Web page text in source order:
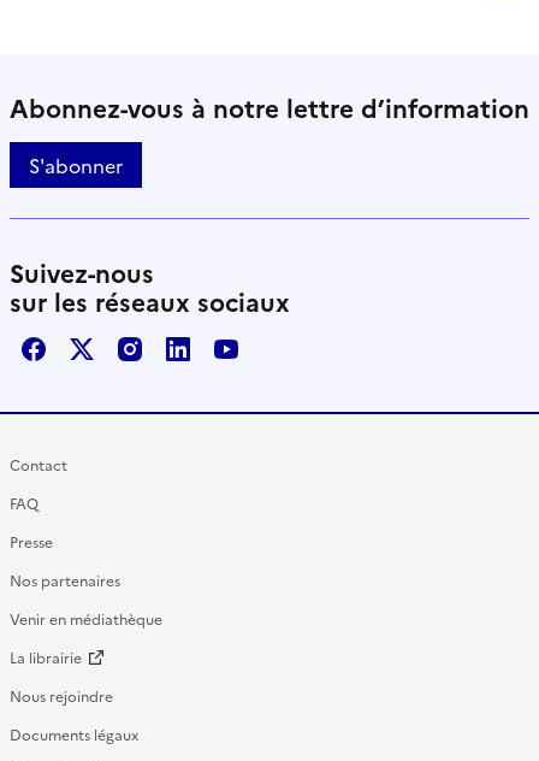
Abonnez-vous à notre lettre d’information
S'abonner
Suivez-nous
sur les réseaux sociaux
FacebookX / TwitterInstagram
LinkedInYoutube
Contact
FAQ
Presse
Nos partenaires
Venir en médiathèque
La librairie
Nous rejoindre
Documents légaux